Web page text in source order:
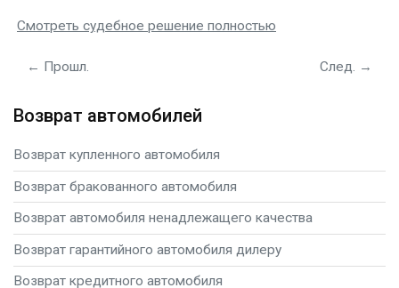
Смотреть судебное решение полностью
← Прошл. След. →
Возврат автомобилей
Возврат купленного автомобиля
Возврат бракованного автомобиля
Возврат автомобиля ненадлежащего качества
Возврат гарантийного автомобиля дилеру
Возврат кредитного автомобиля